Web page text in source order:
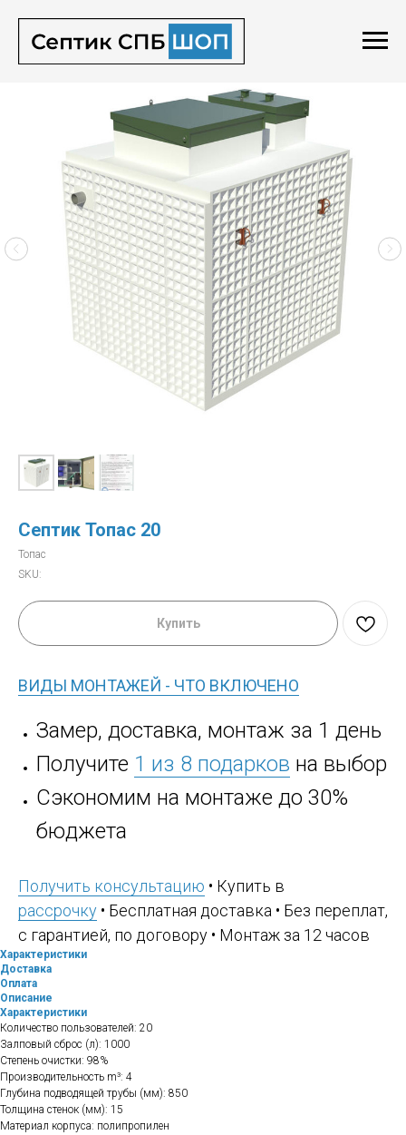
Септик Топас 20
Топас
SKU:
Купить
ВИДЫ МОНТАЖЕЙ - ЧТО ВКЛЮЧЕНО
Замер, доставка, монтаж за 1 день
Получите 1 из 8 подарков на выбор
Сэкономим на монтаже до 30%
бюджета
Получить консультацию • Купить в
рассрочку • Бесплатная доставка • Без переплат,
с гарантией, по договору • Монтаж за 12 часов
Характеристики
Доставка
Оплата
Описание
Характеристики
Количество пользователей: 20
Залповый сброс (л): 1000
Степень очистки: 98%
Производительность m³: 4
Глубина подводящей трубы (мм): 850
Толщина стенок (мм): 15
Материал корпуса: полипропилен